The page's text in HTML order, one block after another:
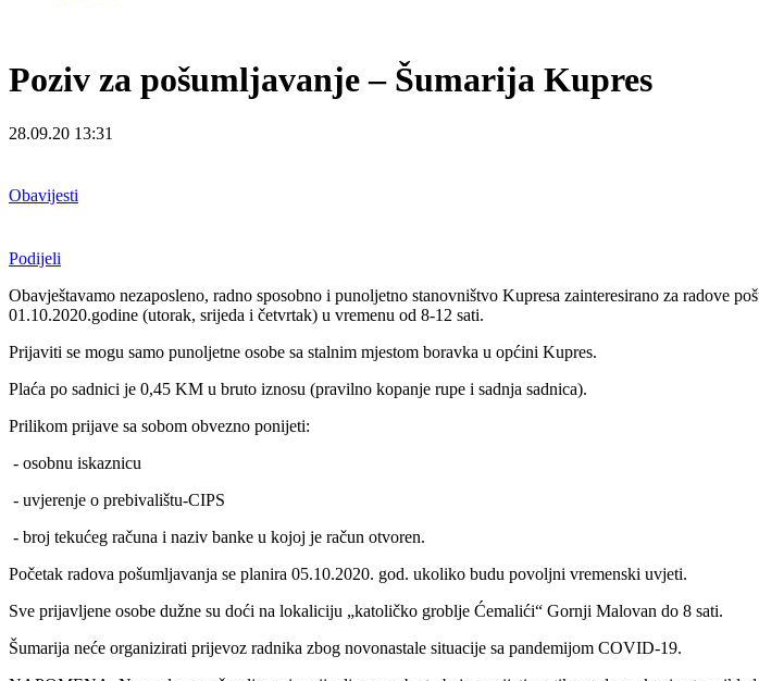
Poziv za pošumljavanje – Šumarija Kupres
28.09.20 13:31
Obavijesti
Podijeli
Obavještavamo nezaposleno, radno sposobno i punoljetno stanovništvo Kupresa zainteresirano za radove
01.10.2020.godine (utorak, srijeda i četvrtak) u vremenu od 8-12 sati.
Prijaviti se mogu samo punoljetne osobe sa stalnim mjestom boravka u općini Kupres.
Plaća po sadnici je 0,45 KM u bruto iznosu (pravilno kopanje rupe i sadnja sadnica).
Prilikom prijave sa sobom obvezno ponijeti:
- osobnu iskaznicu
- uvjerenje o prebivalištu-CIPS
- broj tekućeg računa i naziv banke u kojoj je račun otvoren.
Početak radova pošumljavanja se planira 05.10.2020. god. ukoliko budu povoljni vremenski uvjeti.
Sve prijavljene osobe dužne su doći na lokaliciju „katoličko groblje Ćemalići“ Gornji Malovan do 8 sati.
Šumarija neće organizirati prijevoz radnika zbog novonastale situacije sa pandemijom COVID-19.